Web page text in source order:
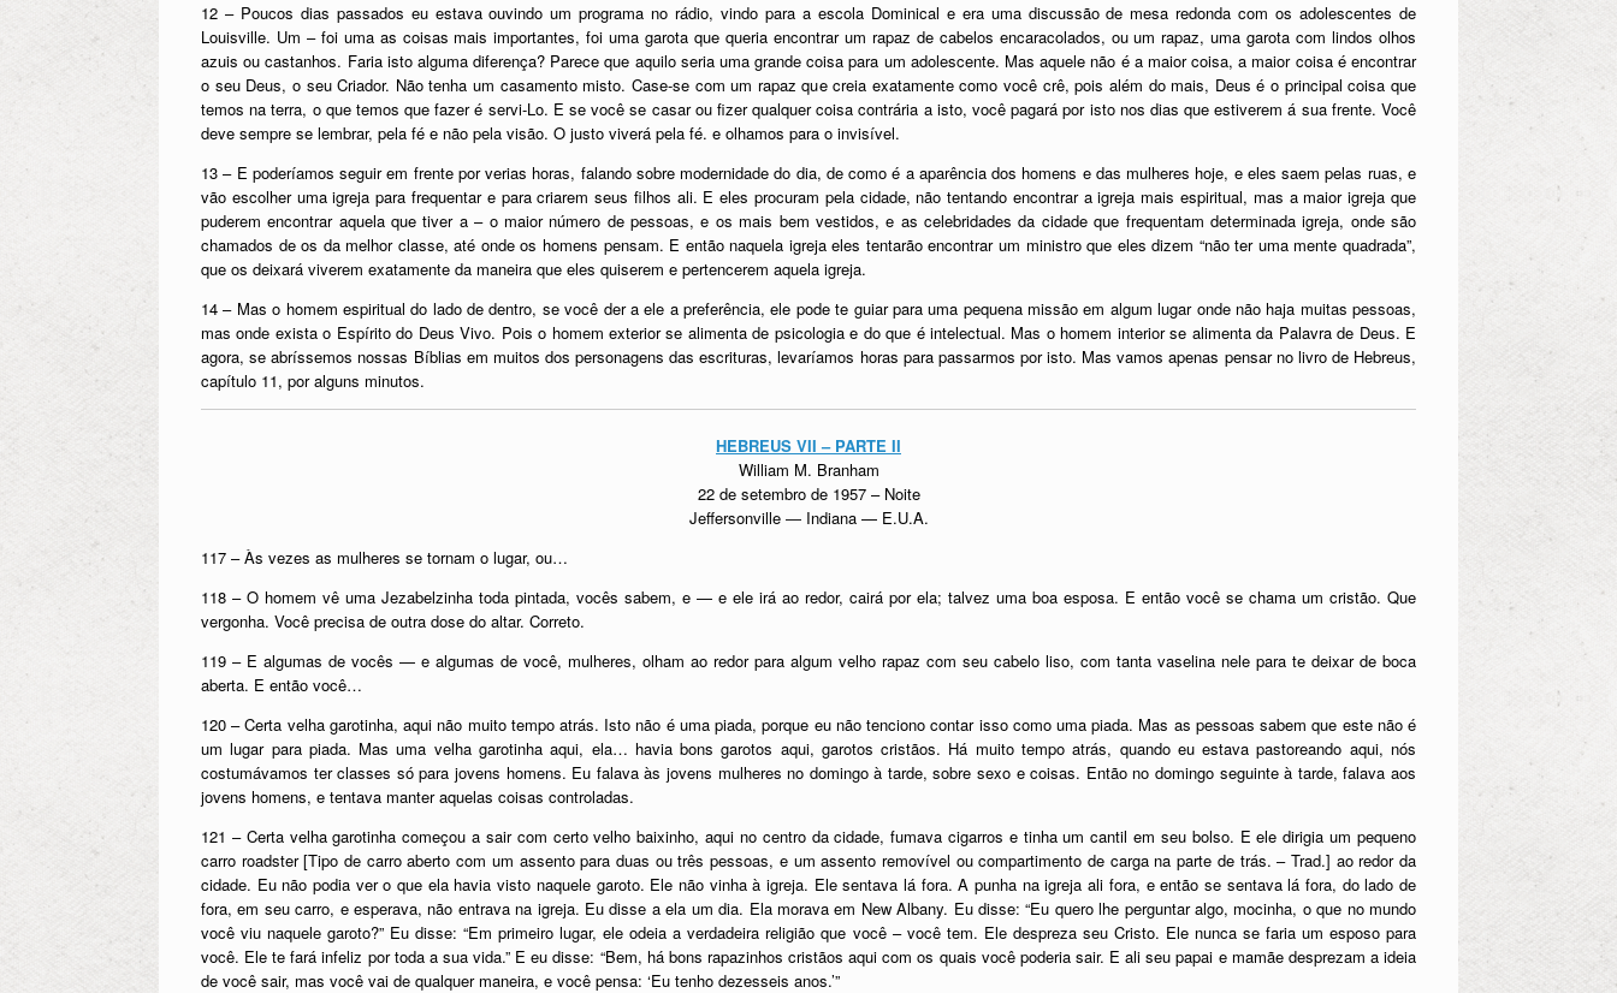
12 – Poucos dias passados eu estava ouvindo um programa no rádio, vindo para a escola Dominical e era uma discussão de mesa redonda com os adolescentes de
Louisville. Um – foi uma as coisas mais importantes, foi uma garota que queria encontrar um rapaz de cabelos encaracolados, ou um rapaz, uma garota com lindos olhos
azuis ou castanhos. Faria isto alguma diferença? Parece que aquilo seria uma grande coisa para um adolescente. Mas aquele não é a maior coisa, a maior coisa é encontrar
o seu Deus, o seu Criador. Não tenha um casamento misto. Case-se com um rapaz que creia exatamente como você crê, pois além do mais, Deus é o principal coisa que
temos na terra, o que temos que fazer é servi-Lo. E se você se casar ou fizer qualquer coisa contrária a isto, você pagará por isto nos dias que estiverem á sua frente. Você
deve sempre se lembrar, pela fé e não pela visão. O justo viverá pela fé. e olhamos para o invisível.
13 – E poderíamos seguir em frente por verias horas, falando sobre modernidade do dia, de como é a aparência dos homens e das mulheres hoje, e eles saem pelas ruas, e
vão escolher uma igreja para frequentar e para criarem seus filhos ali. E eles procuram pela cidade, não tentando encontrar a igreja mais espiritual, mas a maior igreja que
puderem encontrar aquela que tiver a – o maior número de pessoas, e os mais bem vestidos, e as celebridades da cidade que frequentam determinada igreja, onde são
chamados de os da melhor classe, até onde os homens pensam. E então naquela igreja eles tentarão encontrar um ministro que eles dizem “não ter uma mente quadrada”,
que os deixará viverem exatamente da maneira que eles quiserem e pertencerem aquela igreja.
14 – Mas o homem espiritual do lado de dentro, se você der a ele a preferência, ele pode te guiar para uma pequena missão em algum lugar onde não haja muitas pessoas,
mas onde exista o Espírito do Deus Vivo. Pois o homem exterior se alimenta de psicologia e do que é intelectual. Mas o homem interior se alimenta da Palavra de Deus. E
agora, se abríssemos nossas Bíblias em muitos dos personagens das escrituras, levaríamos horas para passarmos por isto. Mas vamos apenas pensar no livro de Hebreus,
capítulo 11, por alguns minutos.
HEBREUS VII – PARTE II
William M. Branham
22 de setembro de 1957 – Noite
Jeffersonville ― Indiana — E.U.A.
117 – Às vezes as mulheres se tornam o lugar, ou…
118 – O homem vê uma Jezabelzinha toda pintada, vocês sabem, e — e ele irá ao redor, cairá por ela; talvez uma boa esposa. E então você se chama um cristão. Que
vergonha. Você precisa de outra dose do altar. Correto.
119 – E algumas de vocês — e algumas de você, mulheres, olham ao redor para algum velho rapaz com seu cabelo liso, com tanta vaselina nele para te deixar de boca
aberta. E então você…
120 – Certa velha garotinha, aqui não muito tempo atrás. Isto não é uma piada, porque eu não tenciono contar isso como uma piada. Mas as pessoas sabem que este não é
um lugar para piada. Mas uma velha garotinha aqui, ela… havia bons garotos aqui, garotos cristãos. Há muito tempo atrás, quando eu estava pastoreando aqui, nós
costumávamos ter classes só para jovens homens. Eu falava às jovens mulheres no domingo à tarde, sobre sexo e coisas. Então no domingo seguinte à tarde, falava aos
jovens homens, e tentava manter aquelas coisas controladas.
121 – Certa velha garotinha começou a sair com certo velho baixinho, aqui no centro da cidade, fumava cigarros e tinha um cantil em seu bolso. E ele dirigia um pequeno
carro roadster [Tipo de carro aberto com um assento para duas ou três pessoas, e um assento removível ou compartimento de carga na parte de trás. – Trad.] ao redor da
cidade. Eu não podia ver o que ela havia visto naquele garoto. Ele não vinha à igreja. Ele sentava lá fora. A punha na igreja ali fora, e então se sentava lá fora, do lado de
fora, em seu carro, e esperava, não entrava na igreja. Eu disse a ela um dia. Ela morava em New Albany. Eu disse: “Eu quero lhe perguntar algo, mocinha, o que no mundo
você viu naquele garoto?” Eu disse: “Em primeiro lugar, ele odeia a verdadeira religião que você – você tem. Ele despreza seu Cristo. Ele nunca se faria um esposo para
você. Ele te fará infeliz por toda a sua vida.” E eu disse: “Bem, há bons rapazinhos cristãos aqui com os quais você poderia sair. E ali seu papai e mamãe desprezam a ideia
de você sair, mas você vai de qualquer maneira, e você pensa: ‘Eu tenho dezesseis anos.’”